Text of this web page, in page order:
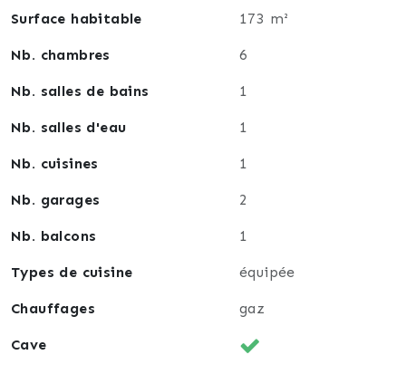
Surface habitable 173 m²
Nb. chambres 6
Nb. salles de bains 1
Nb. salles d'eau 1
Nb. cuisines 1
Nb. garages 2
Nb. balcons 1
Types de cuisine équipée
Chauffages gaz
Cave